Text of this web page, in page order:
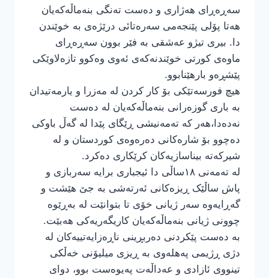
سەڕەڕای هەژاری و دەست تەنگی بنەماڵەکەیان
هەتا پۆلی پێنجەمی سەرەتائی درێژەی بە خوێندن
دا. بیری تیژو عەشقی بە فێر بوون سەڕەڕای
ماوەی کورتی خوێندنەکەی ئەوی وەکوو تازەلاوێکی
پێشڕەو بارهێنابوو.
هیچ فورسەتێکی بۆ کار کردن لە مەزرا و یارمەتیدان
بە باری گوزەرانی بنەماڵەکەیان لە دەست
نەدەدا،هەر کە تەمەنیشی ڕێگای پێدا لە گەڵ باوکی
دەچوو بۆ شارەکانی دەرەوەی کوردستان و لە
شیرکەتە بیناسازیەکان کرێکاری دەکرد.
لە تەمەنی ١٨ساڵی دا ئیجباری برایە سەربازی و
پاش ساڵێک ڕیزەکانی ئەرتەشی بە جێ هێشت و
گەڕایەوە سەر ژیانی خۆی تا بتوانێت لە بەڕێوە
چوونی ژیانی بنەماڵەکەیان کاریگەریەکی هەبێت.
بە دەست پێکردنی دەربڕینی ناڕەزایەتییەکان لە
دژی ڕژیمی پەهلەوی بە ڕیزی میلیۆنی خەڵکی
تینووی ئازادی و عەداڵەت پەیوەست بوو، دوای